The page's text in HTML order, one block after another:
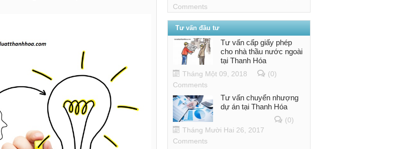
Comments
Tư vấn đầu tư
Tư vấn cấp giấy phép
cho nhà thầu nước ngoài
tại Thanh Hóa
Tháng Một 09, 2018
(0)
Comments
Tư vấn chuyển nhượng
dự án tại Thanh Hóa
Tháng Mười Hai 26, 2017
(0)
Comments